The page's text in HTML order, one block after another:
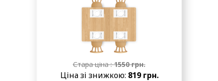
Стара ціна :1550грн.
Ціна зі знижкою: 819 грн.